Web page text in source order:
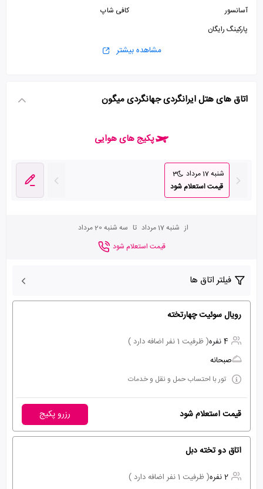
آسانسور
کافی شاپ
پارکینگ رایگان
مشاهده بیشتر
اتاق های هتل ایرانگردی جهانگردی میگون
پکیج های هوایی
شنبه 17 مرداد
3
قیمت استعلام شود
از شنبه 17 مرداد تا سه شنبه 20 مرداد
قیمت استعلام شود
فیلتر اتاق ها
رویال سوئیت چهارتخته
4 نفره
( ظرفیت 1 نفر اضافه دارد )
صبحانه
تور با احتساب حمل و نقل و خدمات
قیمت استعلام شود رزرو پکیج
اتاق دو تخته دبل
2 نفره
( ظرفیت 1 نفر اضافه دارد )